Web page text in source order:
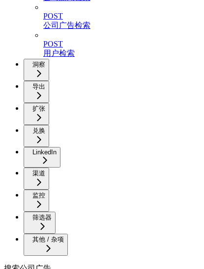
POST
公司广告检索
POST
用户检索
洞察
导出
扩张
兑换
LinkedIn
渠道
监控
筛选器
其他 / 杂项